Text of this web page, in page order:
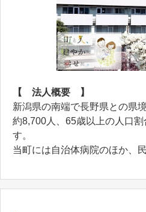
【 法人概要 】
新潟県の南端で長野県との県
約8,700人、65歳以上の人口
す。
当町には自治体病院のほか、